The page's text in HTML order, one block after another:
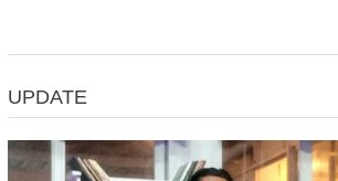
UPDATE